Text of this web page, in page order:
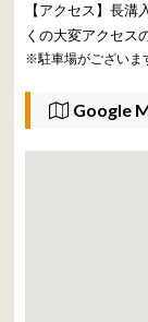
【アクセス】長
くの大変アクセス
※駐車場がございま
Google